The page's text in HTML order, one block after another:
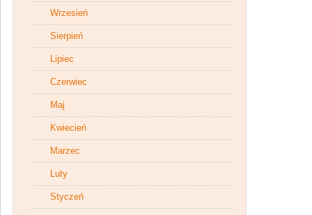
Wrzesień
Sierpień
Lipiec
Czerwiec
Maj
Kwiecień
Marzec
Luty
Styczeń